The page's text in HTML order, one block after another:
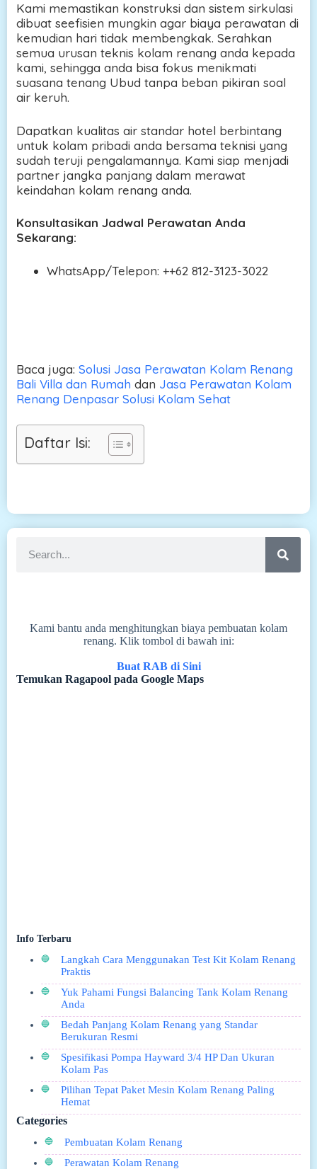
Kami memastikan konstruksi dan sistem sirkulasi
dibuat seefisien mungkin agar biaya perawatan di
kemudian hari tidak membengkak. Serahkan
semua urusan teknis kolam renang anda kepada
kami, sehingga anda bisa fokus menikmati
suasana tenang Ubud tanpa beban pikiran soal
air keruh.
Dapatkan kualitas air standar hotel berbintang
untuk kolam pribadi anda bersama teknisi yang
sudah teruji pengalamannya. Kami siap menjadi
partner jangka panjang dalam merawat
keindahan kolam renang anda.
Konsultasikan Jadwal Perawatan Anda
Sekarang:
WhatsApp/Telepon: ++62 812-3123-3022
Baca juga: Solusi Jasa Perawatan Kolam Renang
Bali Villa dan Rumah dan Jasa Perawatan Kolam
Renang Denpasar Solusi Kolam Sehat
Daftar Isi:
Kami bantu anda menghitungkan biaya pembuatan kolam
renang. Klik tombol di bawah ini:
Buat RAB di Sini
Temukan Ragapool pada Google Maps
Info Terbaru
Langkah Cara Menggunakan Test Kit Kolam Renang
Praktis
Yuk Pahami Fungsi Balancing Tank Kolam Renang
Anda
Bedah Panjang Kolam Renang yang Standar
Berukuran Resmi
Spesifikasi Pompa Hayward 3/4 HP Dan Ukuran
Kolam Pas
Pilihan Tepat Paket Mesin Kolam Renang Paling
Hemat
Categories
Pembuatan Kolam Renang
Perawatan Kolam Renang